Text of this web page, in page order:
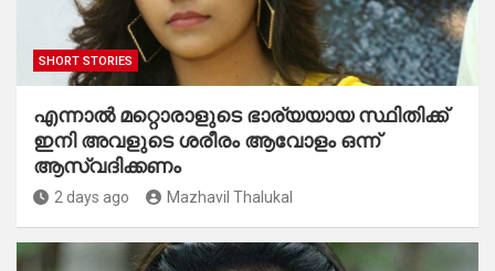
SHORT STORIES
എന്നാൽ മറ്റൊരാളുടെ ഭാര്യയായ സ്ഥിതിക്ക്
ഇനി അവളുടെ ശരീരം ആവോളം ഒന്ന്
ആസ്വദിക്കണം
2 days ago Mazhavil Thalukal